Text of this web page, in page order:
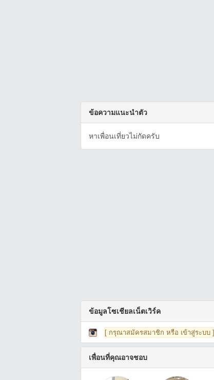
ข้อความแนะนำตัว
หาเพื่อนเที่ยวไม่กัดครับ
ข้อมูลโซเชียลเน็ตเวิร์ค
[ กรุณาสมัครสมาชิก หรือ เข้าสู่ระบบ ]
เพื่อนที่คุณอาจชอบ